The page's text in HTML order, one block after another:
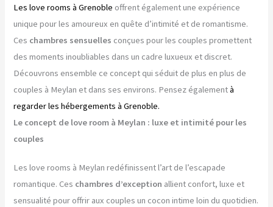
Les love rooms à Grenoble offrent également une expérience
unique pour les amoureux en quête d’intimité et de romantisme.
Ces chambres sensuelles conçues pour les couples promettent
des moments inoubliables dans un cadre luxueux et discret.
Découvrons ensemble ce concept qui séduit de plus en plus de
couples à Meylan et dans ses environs. Pensez égalementà
regarder les hébergements à Grenoble.
Le concept de love room à Meylan : luxe et intimité pour les
couples
Les love rooms à Meylan redéfinissent l’art de l’escapade
romantique. Ces chambres d’exception allient confort, luxe et
sensualité pour offrir aux couples un cocon intime loin du quotidien.